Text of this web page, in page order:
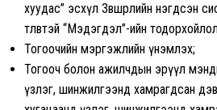
хуудас” эсхүл Зөвшөөрлийн нэгдсэн
төлөвтэй “Мэдэгдэл”-ийн
Тогоочийн мэргэжлийн үнэмлэх;
Тогооч болон ажилчдын эрүүл
үзлэг, шинжилгээнд хамрагдсан